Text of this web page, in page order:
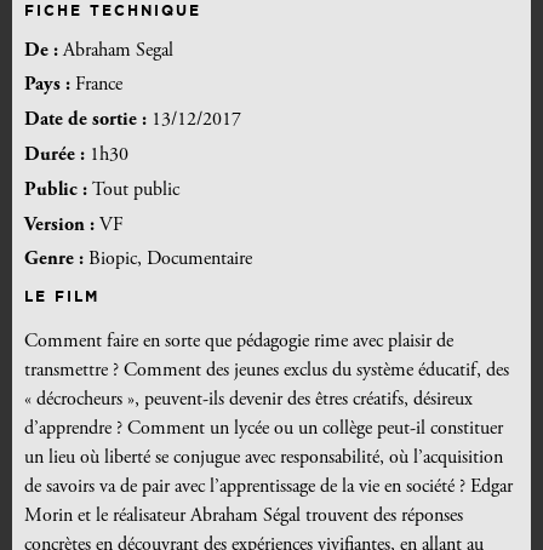
FICHE TECHNIQUE
De :Abraham Segal
Pays : France
Date de sortie : 13/12/2017
Durée : 1h30
Public : Tout public
Version : VF
Genre : Biopic, Documentaire
LE FILM
Comment faire en sorte que pédagogie rime avec plaisir de
transmettre ? Comment des jeunes exclus du système éducatif, des
« décrocheurs », peuvent-ils devenir des êtres créatifs, désireux
d’apprendre ? Comment un lycée ou un collège peut-il constituer
un lieu où liberté se conjugue avec responsabilité, où l’acquisition
de savoirs va de pair avec l’apprentissage de la vie en société ? Edgar
Morin et le réalisateur Abraham Ségal trouvent des réponses
concrètes en découvrant des expériences vivifiantes, en allant au